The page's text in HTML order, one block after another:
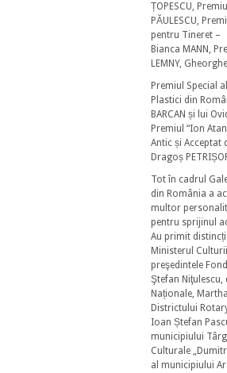
ȚOPESCU,
PĂULESCU,
pentru Tineret –
Bianca MANN,
LEMNY,
Premiul Special
Plastici din
BARCAN și lui
Premiul “Ion
Antic și Acceptat
Dragoș
Tot în cadrul
din România a
multor
pentru sprijinul
Au primit
Ministerul
preşedintele
Ştefan
Naționale,
Districtului
Ioan Ștefan
municipiului
Culturale
al municipiului